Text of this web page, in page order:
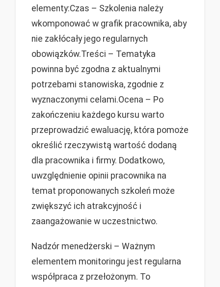
elementy:Czas – Szkolenia należy
wkomponować w grafik pracownika, aby
nie zakłócały jego regularnych
obowiązków.Treści – Tematyka
powinna być zgodna z aktualnymi
potrzebami stanowiska, zgodnie z
wyznaczonymi celami.Ocena – Po
zakończeniu każdego kursu warto
przeprowadzić ewaluację, która pomoże
określić rzeczywistą wartość dodaną
dla pracownika i firmy. Dodatkowo,
uwzględnienie opinii pracownika na
temat proponowanych szkoleń może
zwiększyć ich atrakcyjność i
zaangażowanie w uczestnictwo.
Nadzór menedżerski – Ważnym
elementem monitoringu jest regularna
współpraca z przełożonym. To